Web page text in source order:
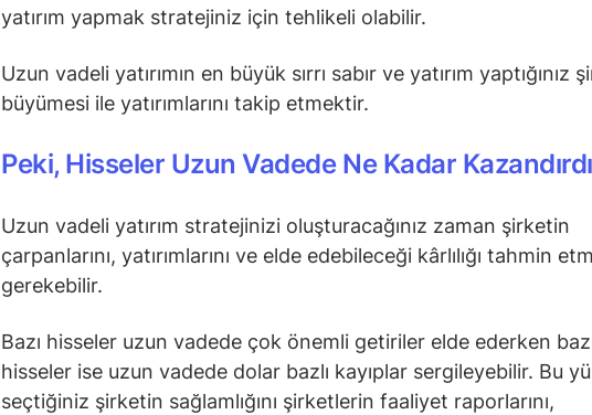
yatırım yapmak stratejiniz için tehlikeli olabilir.
Uzun vadeli yatırımın en büyük sırrı sabır ve yatırım yaptığınız
büyümesi ile yatırımlarını takip etmektir.
Peki, Hisseler Uzun Vadede Ne Kadar
Uzun vadeli yatırım stratejinizi oluşturacağınız zaman şirketin
çarpanlarını, yatırımlarını ve elde edebileceği kârlılığı tahmin
gerekebilir.
Bazı hisseler uzun vadede çok önemli getiriler elde ederken
hisseler ise uzun vadede dolar bazlı kayıplar sergileyebilir. Bu
seçtiğiniz şirketin sağlamlığını şirketlerin faaliyet raporlarını,